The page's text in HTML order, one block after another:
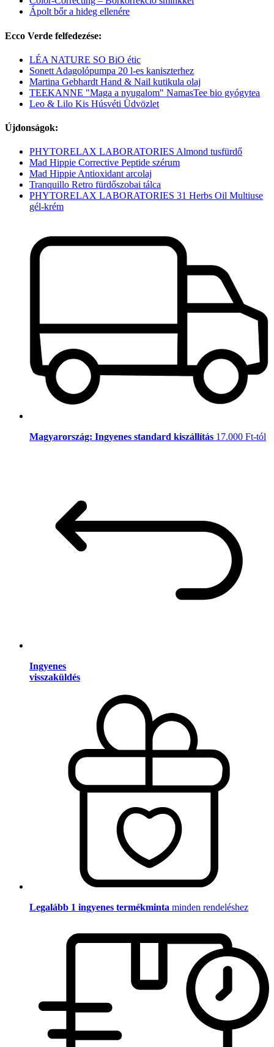
Ápolt bőr a hideg ellenére
Ecco Verde felfedezése:
LÉA NATURE SO BiO étic
Sonett Adagolópumpa 20 l-es kaniszterhez
Martina Gebhardt Hand & Nail kutikula olaj
TEEKANNE "Maga a nyugalom" NamasTee bio gyógytea
Leo & Lilo Kis Húsvéti Üdvözlet
Újdonságok:
PHYTORELAX LABORATORIES Almond tusfürdő
Mad Hippie Corrective Peptide szérum
Mad Hippie Antioxidant arcolaj
Tranquillo Retro fürdőszobai tálca
PHYTORELAX LABORATORIES 31 Herbs Oil Multiuse
gél-krém
Magyarország: Ingyenes standard kiszállítás 17.000 Ft-tól
Ingyenes
visszaküldés
Legalább 1 ingyenes termékminta minden rendeléshez